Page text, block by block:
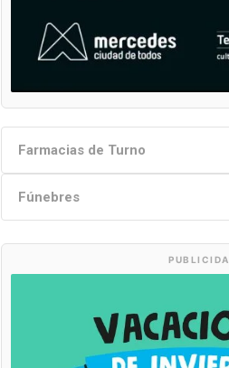
Farmacias de Turno
Fúnebres